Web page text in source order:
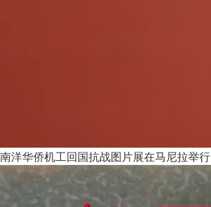
南洋华侨机工回国抗战图片展在马尼拉举行